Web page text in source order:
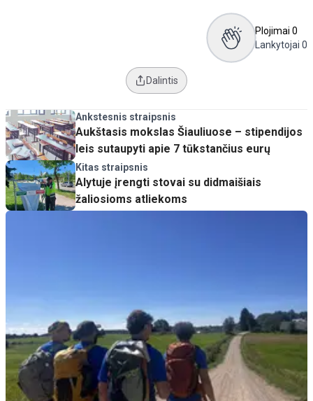
Plojimai 0
Lankytojai 0
Dalintis
Ankstesnis straipsnis
Aukštasis mokslas Šiauliuose – stipendijos
leis sutaupyti apie 7 tūkstančius eurų
Kitas straipsnis
Alytuje įrengti stovai su didmaišiais
žaliosioms atliekoms